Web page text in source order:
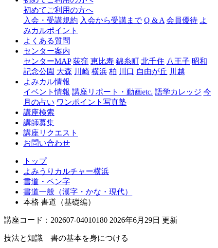
ャ
浜
初めてご利用の方へ
入会・受講規約 入会から受講まで Q & A 会員優待 よ
みカルポイント
よくある質問
センター案内
センターMAP 荻窪 恵比寿 錦糸町 北千住 八王子 昭和
記念公園 大森 川崎 横浜 柏 川口 自由が丘 川越
よみカル情報
イベント情報 講座リポート・動画etc. 語学カレッジ 今
月の占い ワンポイント写真塾
講座検索
講師募集
講座リクエスト
お問い合わせ
トップ
よみうりカルチャー横浜
書道・ペン字
書道一般（漢字・かな・現代）
本格 書道（基礎編）
講座コード：202607-04010180 2026年6月29日 更新
技法と知識 書の基本を身につける